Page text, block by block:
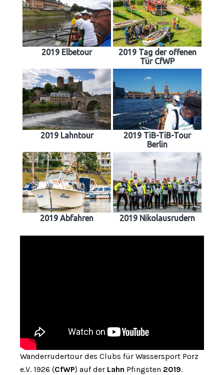
2019 Elbetour
2019 Tag der offenen
Tür CfWP
2019 Lahntour
2019 TiB-TiB-Tour
Berlin
2019 Abfahren 2019 Nikolausrudern
Wanderrudertour des Clubs für Wassersport Porz
e.V. 1926 (CfWP) auf der Lahn Pfingsten 2019.